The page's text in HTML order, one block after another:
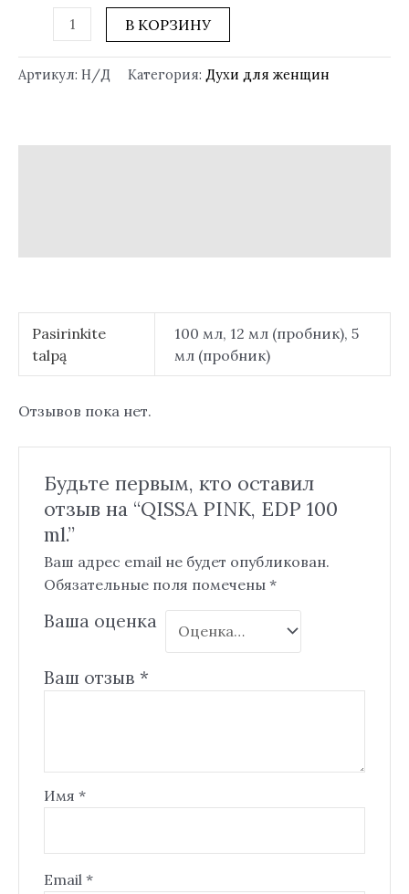
В КОРЗИНУ
Артикул: Н/Д Категория: Духи для женщин
Pasirinkite
talpą
100 мл, 12 мл (пробник), 5
мл (пробник)
Отзывов пока нет.
Будьте первым, кто оставил
отзыв на “QISSA PINK, EDP 100
ml.”
Ваш адрес email не будет опубликован.
Обязательные поля помечены *
Ваша оценка
Ваш отзыв *
Имя *
Email *